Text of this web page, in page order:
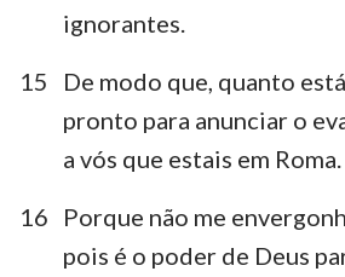
ignorantes.
15
De modo que, quanto
pronto para anunciar o
a vós que estais em Roma.
16
Porque não me
pois é o poder de Deus